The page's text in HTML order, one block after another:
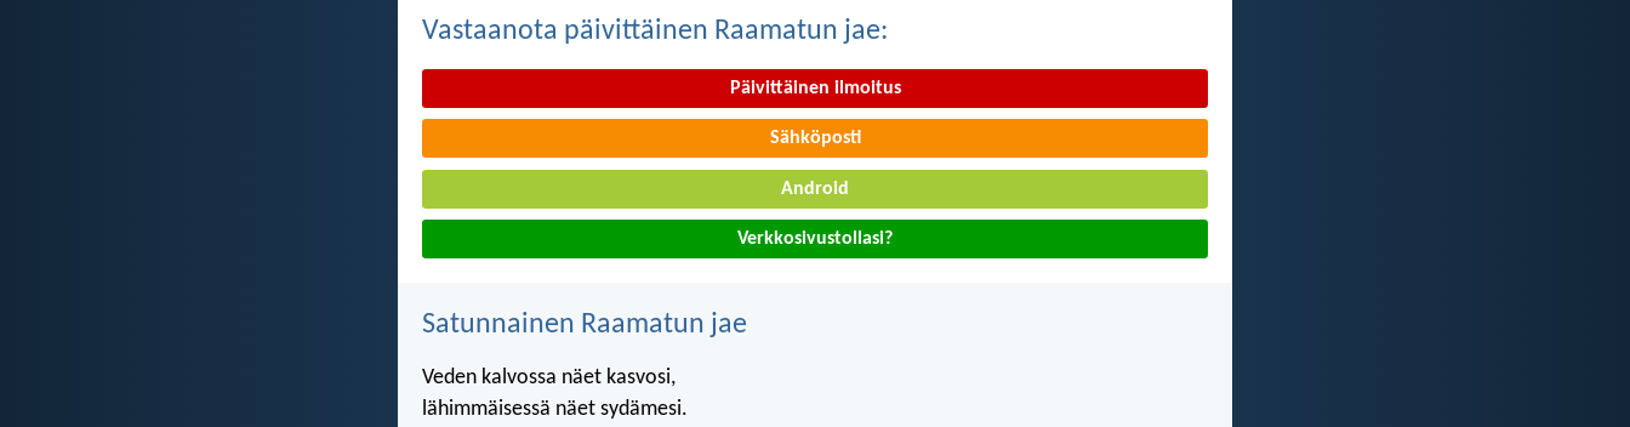
Vastaanota päivittäinen Raamatun jae:
Päivittäinen ilmoitus
Sähköposti
Android
Verkkosivustollasi?
Satunnainen Raamatun jae
Veden kalvossa näet kasvosi,
lähimmäisessä näet sydämesi.